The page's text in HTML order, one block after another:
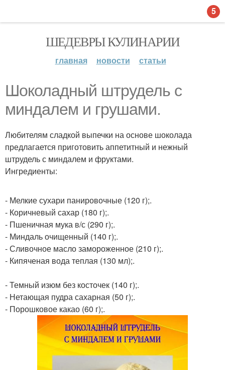
ШЕДЕВРЫ КУЛИНАРИИ
главная новости статьи
Шоколадный штрудель с
миндалем и грушами.
Любителям сладкой выпечки на основе шоколада
предлагается приготовить аппетитный и нежный
штрудель с миндалем и фруктами.
Ингредиенты:
- Мелкие сухари панировочные (120 г);.
- Коричневый сахар (180 г);.
- Пшеничная мука в/с (290 г);.
- Миндаль очищенный (140 г);.
- Сливочное масло замороженное (210 г);.
- Кипяченая вода теплая (130 мл);.
- Темный изюм без косточек (140 г);.
- Нетающая пудра сахарная (50 г);.
- Порошковое какао (60 г);.
5